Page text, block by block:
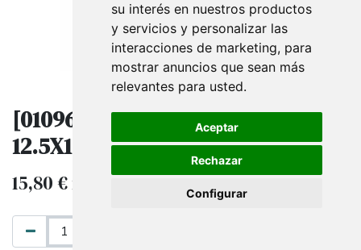
su interés en nuestros productos
y servicios y personalizar las
interacciones de marketing, para
mostrar anuncios que sean más
relevantes para usted.
Aceptar
Rechazar
Configurar
[010967] Cajita Joyería Plata
12.5X16.5X2.8Cm 12 Unidades/Paq
15,80€ IVA excluido